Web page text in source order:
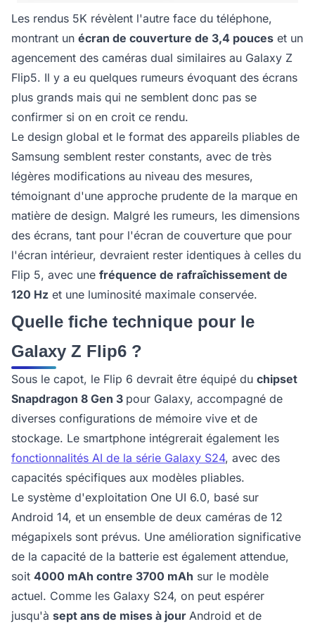
Les rendus 5K révèlent l'autre face du téléphone,
montrant un écran de couverture de 3,4 pouces et un
agencement des caméras dual similaires au Galaxy Z
Flip5. Il y a eu quelques rumeurs évoquant des écrans
plus grands mais qui ne semblent donc pas se
confirmer si on en croit ce rendu.
Le design global et le format des appareils pliables de
Samsung semblent rester constants, avec de très
légères modifications au niveau des mesures,
témoignant d'une approche prudente de la marque en
matière de design. Malgré les rumeurs, les dimensions
des écrans, tant pour l'écran de couverture que pour
l'écran intérieur, devraient rester identiques à celles du
Flip 5, avec une fréquence de rafraîchissement de
120 Hz et une luminosité maximale conservée.
Quelle fiche technique pour le
Galaxy Z Flip6 ?
Sous le capot, le Flip 6 devrait être équipé du chipset
Snapdragon 8 Gen 3 pour Galaxy, accompagné de
diverses configurations de mémoire vive et de
stockage. Le smartphone intégrerait également les
fonctionnalités AI de la série Galaxy S24, avec des
capacités spécifiques aux modèles pliables.
Le système d'exploitation One UI 6.0, basé sur
Android 14, et un ensemble de deux caméras de 12
mégapixels sont prévus. Une amélioration significative
de la capacité de la batterie est également attendue,
soit 4000 mAh contre 3700 mAh sur le modèle
actuel. Comme les Galaxy S24, on peut espérer
jusqu'à sept ans de mises à jour Android et de